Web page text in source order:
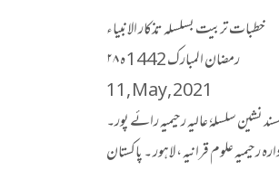
خطبات تربیت بسلسلہ تذکار الانبیاء
۲۸ رمضان المبارک 1442 ہ
11, May, 2021
نشین سلسلہٗ عالیہ رحیمیہ رائے پور۔
رحیمیہ علوم قرانیہ ، لاہور ۔ پاکستان